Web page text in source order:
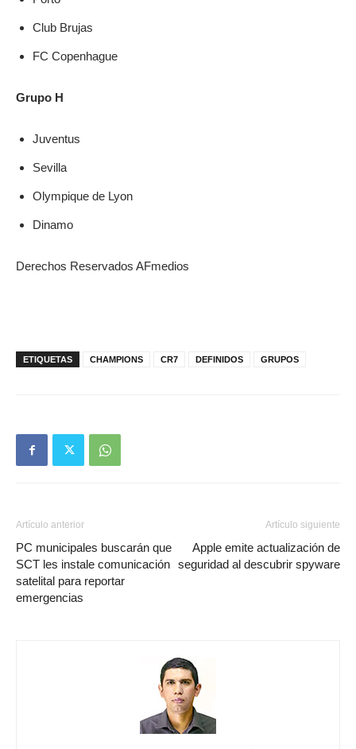
Club Brujas
FC Copenhague
Grupo H
Juventus
Sevilla
Olympique de Lyon
Dinamo
Derechos Reservados AFmedios
ETIQUETAS CHAMPIONS CR7 DEFINIDOS GRUPOS
Artículo anterior
PC municipales buscarán que
SCT les instale comunicación
satelital para reportar
emergencias
Artículo siguiente
Apple emite actualización de
seguridad al descubrir spyware